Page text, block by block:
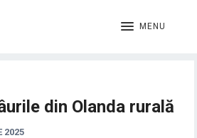
MENU
din Olanda rurală
2025